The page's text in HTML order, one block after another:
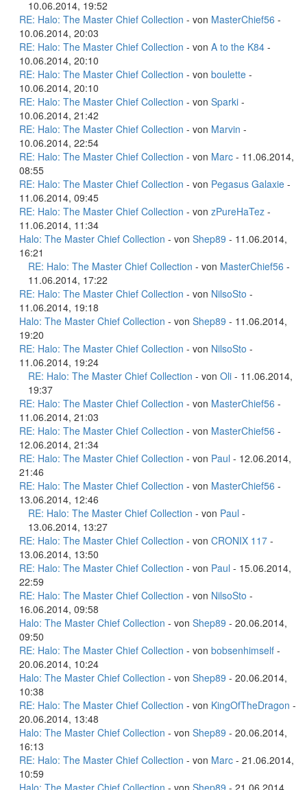
10.06.2014, 19:52
RE: Halo: The Master Chief Collection - von MasterChief56 -
10.06.2014, 20:03
RE: Halo: The Master Chief Collection - von A to the K84 -
10.06.2014, 20:10
RE: Halo: The Master Chief Collection - von boulette -
10.06.2014, 20:10
RE: Halo: The Master Chief Collection - von Sparki -
10.06.2014, 21:42
RE: Halo: The Master Chief Collection - von Marvin -
10.06.2014, 22:54
RE: Halo: The Master Chief Collection - von Marc - 11.06.2014,
08:55
RE: Halo: The Master Chief Collection - von Pegasus Galaxie -
11.06.2014, 09:45
RE: Halo: The Master Chief Collection - von zPureHaTez -
11.06.2014, 11:34
Halo: The Master Chief Collection - von Shep89 - 11.06.2014,
16:21
RE: Halo: The Master Chief Collection - von MasterChief56 -
11.06.2014, 17:22
RE: Halo: The Master Chief Collection - von NilsoSto -
11.06.2014, 19:18
Halo: The Master Chief Collection - von Shep89 - 11.06.2014,
19:20
RE: Halo: The Master Chief Collection - von NilsoSto -
11.06.2014, 19:24
RE: Halo: The Master Chief Collection - von Oli - 11.06.2014,
19:37
RE: Halo: The Master Chief Collection - von MasterChief56 -
11.06.2014, 21:03
RE: Halo: The Master Chief Collection - von MasterChief56 -
12.06.2014, 21:34
RE: Halo: The Master Chief Collection - von Paul - 12.06.2014,
21:46
RE: Halo: The Master Chief Collection - von MasterChief56 -
13.06.2014, 12:46
RE: Halo: The Master Chief Collection - von Paul -
13.06.2014, 13:27
RE: Halo: The Master Chief Collection - von CRONIX 117 -
13.06.2014, 13:50
RE: Halo: The Master Chief Collection - von Paul - 15.06.2014,
22:59
RE: Halo: The Master Chief Collection - von NilsoSto -
16.06.2014, 09:58
Halo: The Master Chief Collection - von Shep89 - 20.06.2014,
09:50
RE: Halo: The Master Chief Collection - von bobsenhimself -
20.06.2014, 10:24
Halo: The Master Chief Collection - von Shep89 - 20.06.2014,
10:38
RE: Halo: The Master Chief Collection - von KingOfTheDragon -
20.06.2014, 13:48
Halo: The Master Chief Collection - von Shep89 - 20.06.2014,
16:13
RE: Halo: The Master Chief Collection - von Marc - 21.06.2014,
10:59